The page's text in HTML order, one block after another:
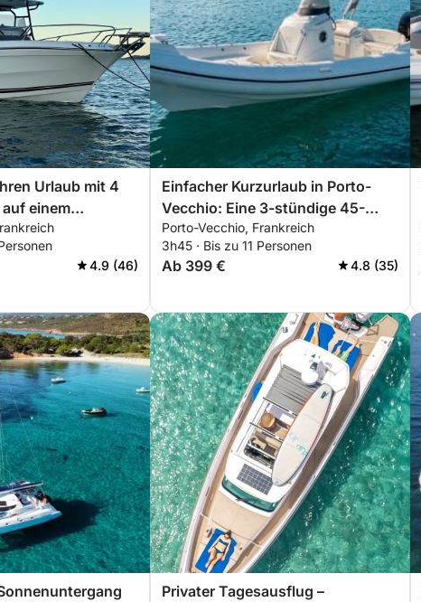
Urlaub mit 4
einem
4.9 (46)
Einfacher Kurzurlaub in Porto-
Vecchio: Eine 3-stündige 45-
minütige Bootsfahrt mit einem
Motorboot
Porto-Vecchio, Frankreich
3h45 · Bis zu 11 Personen
Ab 399 € 4.8 (35)
Privater Tagesausflug –